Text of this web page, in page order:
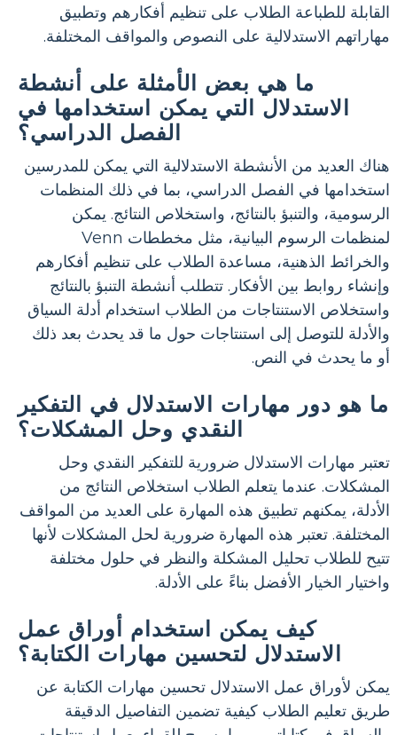
القابلة للطباعة الطلاب على تنظيم أفكارهم وتطبيق
مهاراتهم الاستدلالية على النصوص والمواقف المختلفة.
ما هي بعض الأمثلة على أنشطة
الاستدلال التي يمكن استخدامها في
الفصل الدراسي؟
هناك العديد من الأنشطة الاستدلالية التي يمكن للمدرسين
استخدامها في الفصل الدراسي، بما في ذلك المنظمات
الرسومية، والتنبؤ بالنتائج، واستخلاص النتائج. يمكن
لمنظمات الرسوم البيانية، مثل مخططات Venn
والخرائط الذهنية، مساعدة الطلاب على تنظيم أفكارهم
وإنشاء روابط بين الأفكار. تتطلب أنشطة التنبؤ بالنتائج
واستخلاص الاستنتاجات من الطلاب استخدام أدلة السياق
والأدلة للتوصل إلى استنتاجات حول ما قد يحدث بعد ذلك
أو ما يحدث في النص.
ما هو دور مهارات الاستدلال في التفكير
النقدي وحل المشكلات؟
تعتبر مهارات الاستدلال ضرورية للتفكير النقدي وحل
المشكلات. عندما يتعلم الطلاب استخلاص النتائج من
الأدلة، يمكنهم تطبيق هذه المهارة على العديد من المواقف
المختلفة. تعتبر هذه المهارة ضرورية لحل المشكلات لأنها
تتيح للطلاب تحليل المشكلة والنظر في حلول مختلفة
واختيار الخيار الأفضل بناءً على الأدلة.
كيف يمكن استخدام أوراق عمل
الاستدلال لتحسين مهارات الكتابة؟
يمكن لأوراق عمل الاستدلال تحسين مهارات الكتابة عن
طريق تعليم الطلاب كيفية تضمين التفاصيل الدقيقة